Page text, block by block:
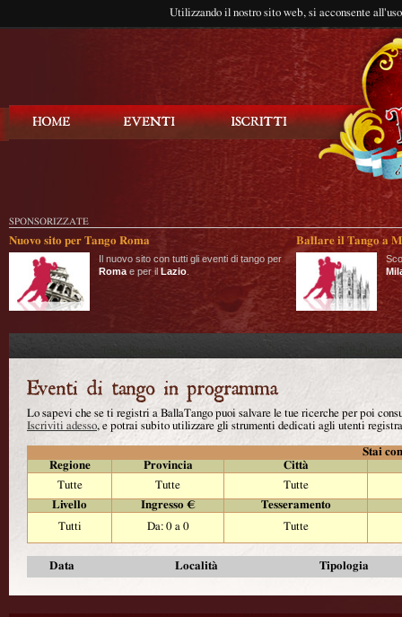
Utilizzando il nostro sito web, si acconsente
SPONSORIZZATE
Nuovo sito per Tango Roma
Il nuovo sito con tutti gli eventi di tango per
Roma e per il Lazio
Ballare il Tango a
Lo sapevi che se ti registri a BallaTango puoi salvare le tue ricerche per poi
Iscriviti adesso, e potrai subito utilizzare gli strumenti dedicati agli utenti
Stai
Regione
Provincia
Città
Tutte
Tutte
Tutte
Livello
Ingresso €
Tesseramento
Tutti
Da: 0 a 0 Tutte
Data Località Tipologia